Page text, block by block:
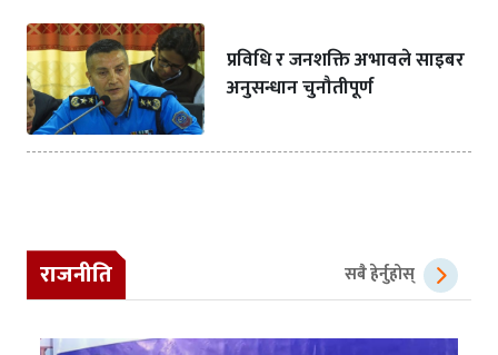
प्रविधि र जनशक्ति अभावले साइबर
अनुसन्धान चुनौतीपूर्ण
राजनीति सबै हेर्नुहोस्